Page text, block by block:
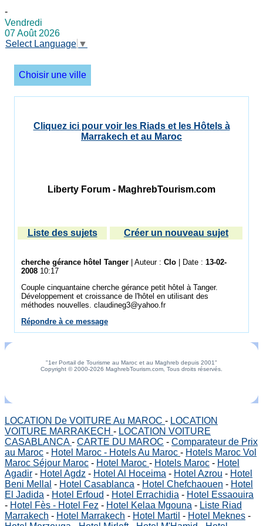
-
Vendredi
07 Août 2026
Select Language ▼
Choisir une ville
Cliquez ici pour voir les Riads et les Hôtels à
Marrakech et au Maroc
Liberty Forum - MaghrebTourism.com
Liste des sujets Créer un nouveau sujet
cherche gérance hôtel Tanger | Auteur : Clo | Date : 13-02-
2008 10:17
Couple cinquantaine cherche gérance petit hôtel à Tanger.
Développement et croissance de l'hôtel en utilisant des
méthodes nouvelles. claudineg3@yahoo.fr
Répondre à ce message
"1er Portail de Tourisme au Maroc et au Maghreb depuis 2001"
Copyright © 2000-2026 MaghrebTourism.com, Tous droits réservés.
LOCATION De VOITURE Au MAROC - LOCATION
VOITURE MARRAKECH - LOCATION VOITURE
CASABLANCA- CARTE DU MAROC - Comparateur de Prix
au Maroc - Hotel Maroc - Hotels Au Maroc - Hotels Maroc Vol
Maroc Séjour Maroc - Hotel Maroc - Hotels Maroc - Hotel
Agadir - Hotel Agdz - Hotel Al Hoceima - Hotel Azrou - Hotel
Beni Mellal - Hotel Casablanca - Hotel Chefchaouen - Hotel
El Jadida - Hotel Erfoud - Hotel Errachidia - Hotel Essaouira
- Hotel Fès - Hotel Fez - Hotel Kelaa Mgouna - Liste Riad
Marrakech - Hotel Marrakech - Hotel Martil - Hotel Meknes -